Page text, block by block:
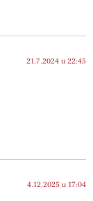
21.7.2024 u 22:45
4.12.2025 u 17:04